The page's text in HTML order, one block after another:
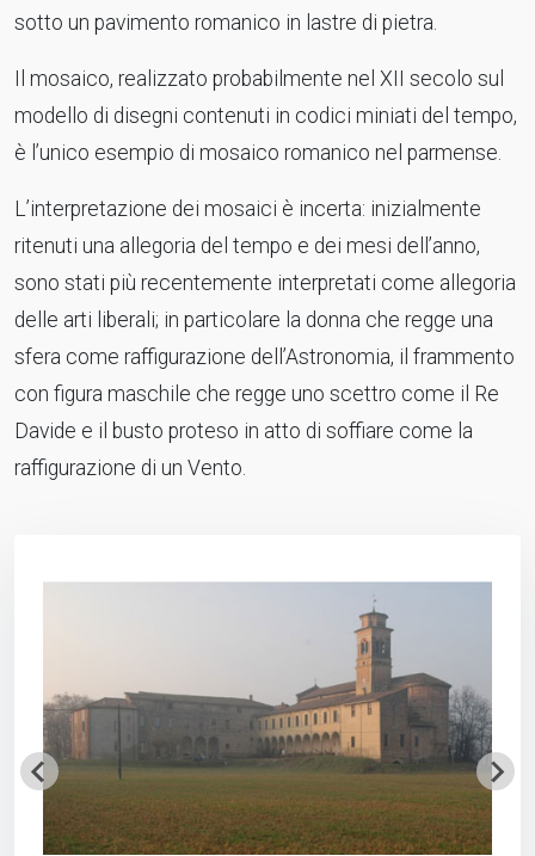
sotto un pavimento romanico in lastre di pietra.
Il mosaico, realizzato probabilmente nel XII secolo sul
modello di disegni contenuti in codici miniati del tempo,
è l’unico esempio di mosaico romanico nel parmense.
L’interpretazione dei mosaici è incerta: inizialmente
ritenuti una allegoria del tempo e dei mesi dell’anno,
sono stati più recentemente interpretati come allegoria
delle arti liberali; in particolare la donna che regge una
sfera come raffigurazione dell’Astronomia, il frammento
con figura maschile che regge uno scettro come il Re
Davide e il busto proteso in atto di soffiare come la
raffigurazione di un Vento.